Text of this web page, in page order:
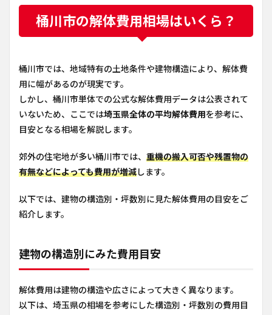
桶川市の解体費用相場はいくら？
桶川市では、地域特有の土地条件や建物構造により、解体費
用に幅があるのが現実です。
しかし、桶川市単体での公式な解体費用データは公表されて
いないため、ここでは埼玉県全体の平均解体費用を参考に、
目安となる相場を解説します。
郊外の住宅地が多い桶川市では、 重機の搬入可否や残置物の
有無などによっても費用が増減します。
以下では、建物の構造別・坪数別に見た解体費用の目安をご
紹介します。
建物の構造別にみた費用目安
解体費用は建物の構造や広さによって大きく異なります。
以下は、埼玉県の相場を参考にした構造別・坪数別の費用目